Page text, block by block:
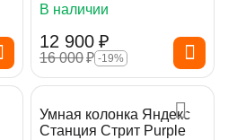
В наличии
12 900 ₽
16 000₽ -19%
Умная колонка Яндекс
Станция Стрит Purple